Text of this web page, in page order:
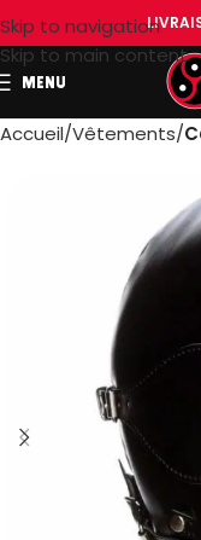
Skip to navigation
Skip to main content
MENU
Accueil Vêtements